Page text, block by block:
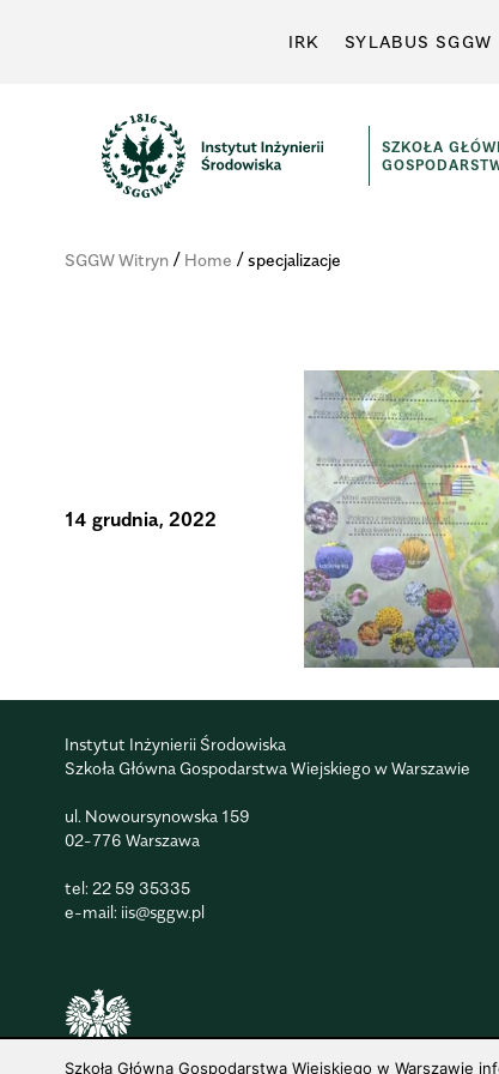
IRK SYLABUS SGGW
Środowiska
SZKOŁA
SGGW Witryn/ Home /specjalizacje
14 grudnia, 2022
Instytut Inżynierii Środowiska
Szkoła Główna Gospodarstwa Wiejskiego w Warszawie
ul. Nowoursynowska 159
02-776 Warszawa
tel: 22 59 35335
e-mail: iis@sggw.pl
Szkoła Główna Gospodarstwa Wiejskiego w